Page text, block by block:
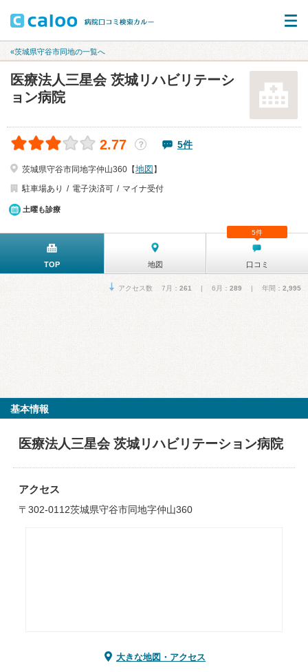
«茨城県守谷市同地の一覧へ
医療法人三星会 茨城リハビリテーシ
ョン病院
2.77 ？ 5件
茨城県守谷市同地字仲山360【地図 】
駐車場あり
電子決済可 マイナ受付
土曜も診療
TOP 地図 口コミ
5件
アクセス数 7月： 261 | 6月： 289 | 年間： 2,995
基本情報
医療法人三星会 茨城リハビリテーション病院
アクセス
〒302-0112茨城県守谷市同地字仲山360
大きな地図・アクセス